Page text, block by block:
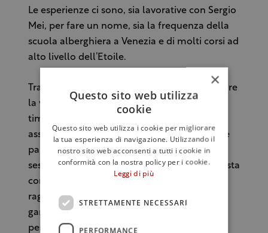
Le esperienze ci sono, sia lavorative con Sergio
Mei, per fare un nome, sia la frequenza della
scuola alberghiera a Venezia e di molti corsi ad
alto livello dell’Etoile.
Tra le numerose proposte, vogliamo segnalare
la vellutata di porri con aragosta scottata al
timo, le cinque variazioni di tonno, cinque
assaggi con cinque salse diverse e altrettante
panature con semi di papavero, cumino,
sesamo, mandorle e pistacchi. Per i primi pasta
con triglie, favette, finocchietto e scaglie di
ragusano o le bavette con buccia d’arancia,
gamberi e ricotta fresca. Secondi a base di
pesce e carne, spesso accostati con la frutta,
×
Questo sito web utilizza
cookie
Questo sito web utilizza i cookie per migliorare
la tua esperienza di navigazione. Utilizzando il
nostro sito web acconsenti a tutti i cookie in
conformità con la nostra policy per i cookie.
Leggi di più
STRETTAMENTE NECESSARI
PERFORMANCE